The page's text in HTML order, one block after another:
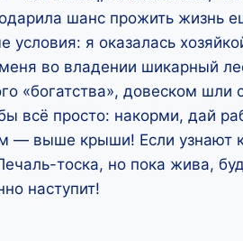
шанс прожить жизнь
условия: я оказалась
во владении шикарный
«богатства», довеском
всё просто: накорми, дай
— выше крыши! Если узнают
тоска, но пока жива,
наступит!